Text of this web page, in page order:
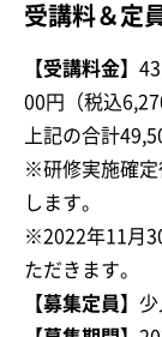
受講料＆定
【受講料金】
00円（税込
上記の合計
※研修実施確定
します。
※2022年11月
ただきます。
【募集定員】 少